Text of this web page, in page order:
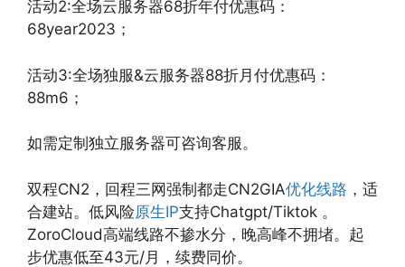
活动2:全场云服务器68折年付优惠码：
68year2023；
活动3:全场独服&云服务器88折月付优惠码：
88m6；
如需定制独立服务器可咨询客服。
双程CN2，回程三网强制都走CN2GIA优化线路 ，适
合建站。低风险原生IP支持Chatgpt/Tiktok 。
ZoroCloud高端线路不掺水分，晚高峰不拥堵。起
步优惠低至43元/月，续费同价。